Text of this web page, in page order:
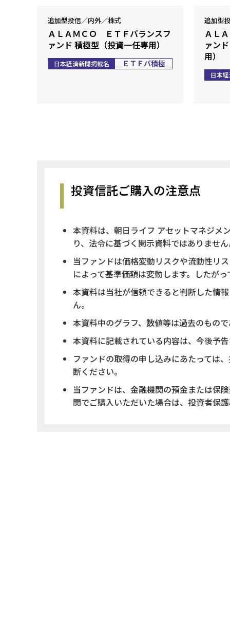
追加型投信／内外／株式
ＡＬＡＭＣＯ ＥＴＦバランスフ
ァンド 積極型（投資一任専用）
日本経済新聞掲載名 ＥＴＦバ積極
追加型
ＡＬ
ァン
用）
日本
投資信託ご購入の注意点
本資料は、朝日ライフ アセットマネジメ
り、法令に基づく開示資料ではありませ
当ファンドは価格変動リスクや流動性リ
によって基準価額は変動します。したが
本資料は当社が信頼できると判断した情
ん。
本資料中のグラフ、数値等は過去のもの
本資料に記載されている内容は、今後予
ファンドの取得の申し込みにあたっては
断ください。
当ファンドは、金融機関の預金または保
関でご購入いただいた場合は、投資者保